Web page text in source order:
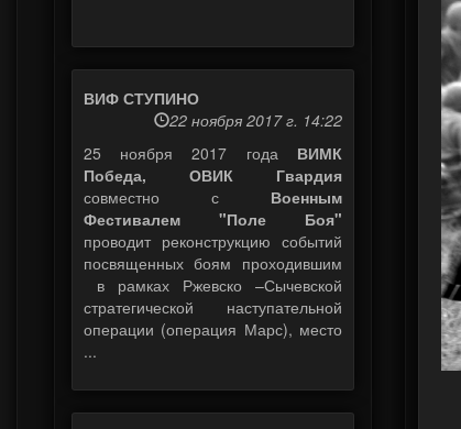
ВИФ СТУПИНО
22 ноября 2017 г. 14:22
25 ноября 2017 года ВИМК
Победа, ОВИК Гвардия
совместно с Военным
Фестивалем "Поле Боя"
проводит реконструкцию событий
посвященных боям проходившим
в рамках Ржевско –Сычевской
стратегической наступательной
операции (операция Марс), место
...